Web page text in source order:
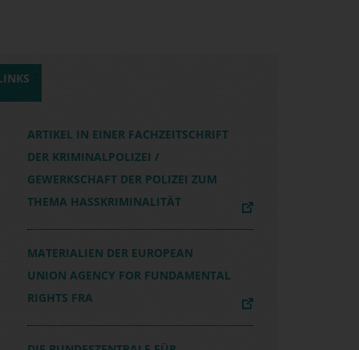
ARTIKEL IN EINER FACHZEITSCHRIFT
DER KRIMINALPOLIZEI /
GEWERKSCHAFT DER POLIZEI ZUM
THEMA HASSKRIMINALITÄT
MATERIALIEN DER EUROPEAN
UNION AGENCY FOR FUNDAMENTAL
RIGHTS FRA